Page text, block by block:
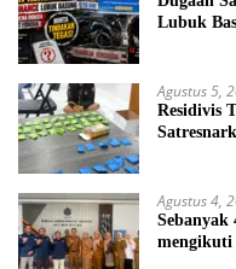
Lubuk
Agustus 5,
Residivis
Agustus 4,
Sebanyak
mengikuti